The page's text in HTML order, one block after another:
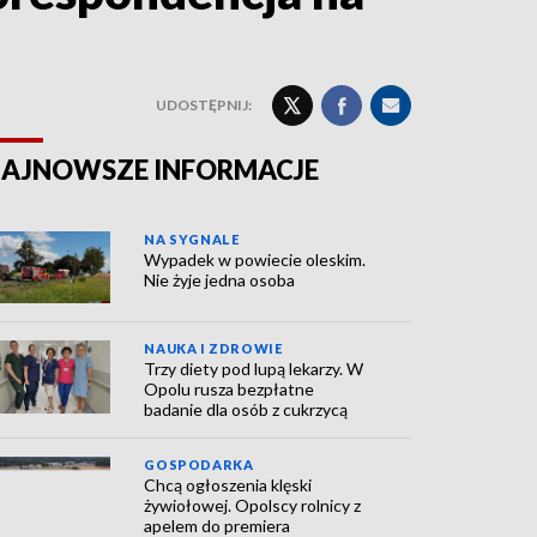
UDOSTĘPNIJ:
INFORMACJE
NA SYGNALE
Wypadek w powiecie oleskim.
Nie żyje jedna osoba
NAUKA I ZDROWIE
Trzy diety pod lupą lekarzy. W
Opolu rusza bezpłatne
badanie dla osób z cukrzycą
GOSPODARKA
Chcą ogłoszenia klęski
żywiołowej. Opolscy rolnicy z
apelem do premiera